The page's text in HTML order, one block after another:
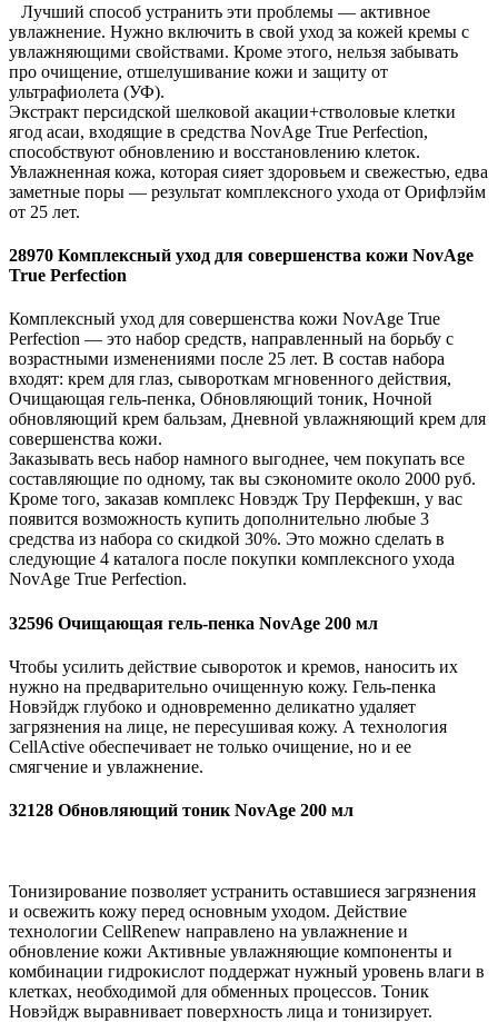
Лучший способ устранить эти проблемы — активное
увлажнение. Нужно включить в свой уход за кожей кремы с
увлажняющими свойствами. Кроме этого, нельзя забывать
про очищение, отшелушивание кожи и защиту от
ультрафиолета (УФ).
Экстракт персидской шелковой акации+стволовые клетки
ягод асаи, входящие в средства NovAge True Perfection,
способствуют обновлению и восстановлению клеток.
Увлажненная кожа, которая сияет здоровьем и свежестью, едва
заметные поры — результат комплексного ухода от Орифлэйм
от 25 лет.
28970 Комплексный уход для совершенства кожи NovAge
True Perfection
Комплексный уход для совершенства кожи NovAge True
Perfection — это набор средств, направленный на борьбу с
возрастными изменениями после 25 лет. В состав набора
входят: крем для глаз, сывороткам мгновенного действия,
Очищающая гель-пенка, Обновляющий тоник, Ночной
обновляющий крем бальзам, Дневной увлажняющий крем для
совершенства кожи.
Заказывать весь набор намного выгоднее, чем покупать все
составляющие по одному, так вы сэкономите около 2000 руб.
Кроме того, заказав комплекс Новэдж Тру Перфекшн, у вас
появится возможность купить дополнительно любые 3
средства из набора со скидкой 30%. Это можно сделать в
следующие 4 каталога после покупки комплексного ухода
NovAge True Perfection.
32596 Очищающая гель-пенка NovAge 200 мл
Чтобы усилить действие сывороток и кремов, наносить их
нужно на предварительно очищенную кожу. Гель-пенка
Новэйдж глубоко и одновременно деликатно удаляет
загрязнения на лице, не пересушивая кожу. А технология
CellActive обеспечивает не только очищение, но и ее
смягчение и увлажнение.
32128 Обновляющий тоник NovAge 200 мл
Тонизирование позволяет устранить оставшиеся загрязнения
и освежить кожу перед основным уходом. Действие
технологии CellRenew направлено на увлажнение и
обновление кожи Активные увлажняющие компоненты и
комбинации гидрокислот поддержат нужный уровень влаги в
клетках, необходимой для обменных процессов. Тоник
Новэйдж выравнивает поверхность лица и тонизирует.